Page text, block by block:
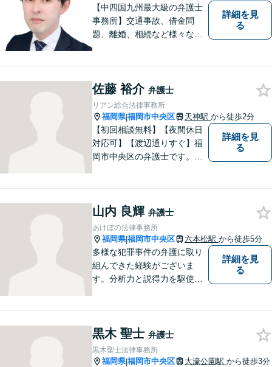
【中四国九州最大級の弁護士
事務所】交通事故、借金問
題、離婚、相続など様々な問
い！
詳細を見
る
佐藤 裕介 弁護士
リアン総合法律事務所
福岡県|福岡市中央区 天神駅 から徒歩2分
【初回相談無料】【夜間休日
対応可】【渡辺通りすぐ】福
岡市中央区の弁護士です。天
詳細を見
る
山内 良輝 弁護士
あけぼの法律事務所
福岡県|福岡市中央区 六本松駅 から徒歩5分
多様な犯罪事件の弁護に取り
組んできた経験がございま
す。分析力と説得力を駆使
詳細を見
る
黒木 聖士 弁護士
黒木聖士法律事務所
福岡県|福岡市中央区 大濠公園駅 から徒歩3分